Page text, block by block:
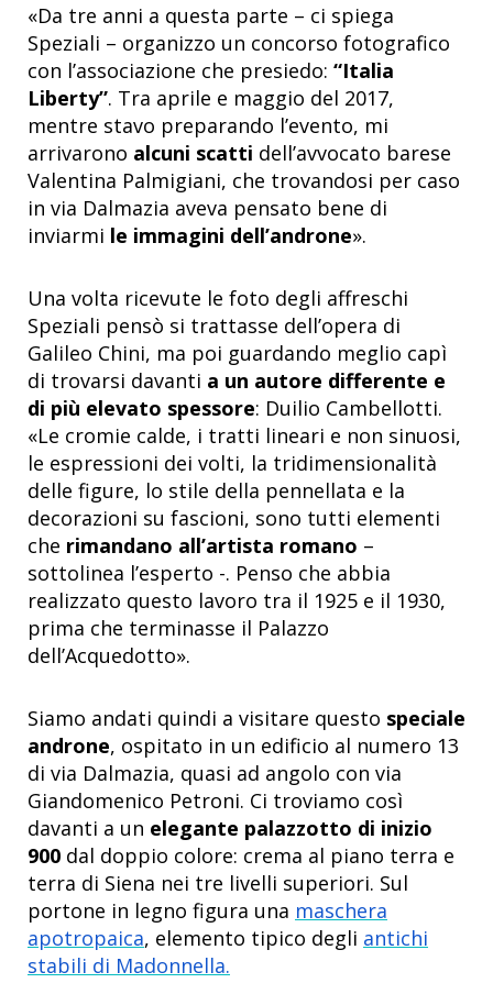
«Da tre anni a questa parte – ci spiega
Speziali – organizzo un concorso fotografico
con l’associazione che presiedo: “Italia
Liberty”. Tra aprile e maggio del 2017,
mentre stavo preparando l’evento, mi
arrivarono alcuni scatti dell’avvocato barese
Valentina Palmigiani, che trovandosi per caso
in via Dalmazia aveva pensato bene di
inviarmi le immagini dell’androne».
Una volta ricevute le foto degli affreschi
Speziali pensò si trattasse dell’opera di
Galileo Chini, ma poi guardando meglio capì
di trovarsi davanti a un autore differente e
di più elevato spessore: Duilio Cambellotti.
«Le cromie calde, i tratti lineari e non sinuosi,
le espressioni dei volti, la tridimensionalità
delle figure, lo stile della pennellata e la
decorazioni su fascioni, sono tutti elementi
che rimandano all’artista romano –
sottolinea l’esperto -. Penso che abbia
realizzato questo lavoro tra il 1925 e il 1930,
prima che terminasse il Palazzo
dell’Acquedotto».
Siamo andati quindi a visitare questo speciale
androne, ospitato in un edificio al numero 13
di via Dalmazia, quasi ad angolo con via
Giandomenico Petroni. Ci troviamo così
davanti a un elegante palazzotto di inizio
900 dal doppio colore: crema al piano terra e
terra di Siena nei tre livelli superiori. Sul
portone in legno figura una maschera
apotropaica, elemento tipico degli antichi
stabili di Madonnella.